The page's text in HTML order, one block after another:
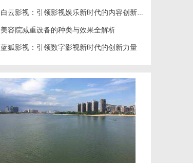
白云影视：引领影视娱乐新时代的内容创新平台
美容院减重设备的种类与效果全解析
蓝狐影视：引领数字影视新时代的创新力量